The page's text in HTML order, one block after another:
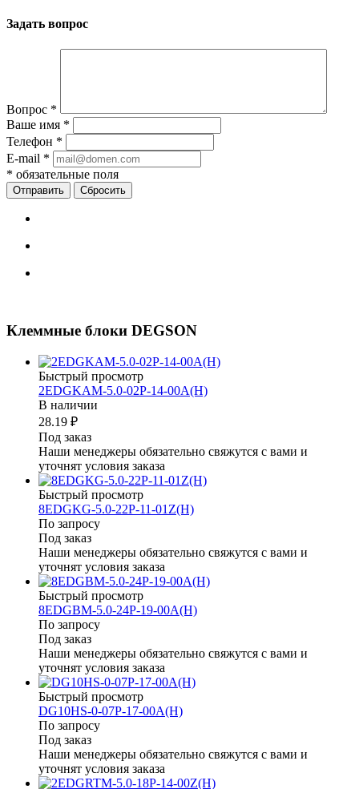
Задать вопрос
Вопрос *
Ваше имя *
Телефон *
E-mail *
* обязательные поля
Сбросить
Клеммные блоки DEGSON
Быстрый просмотр
2EDGKAM-5.0-02P-14-00A(H)
В наличии
28.19 ₽
Под заказ
Наши менеджеры обязательно свяжутся с вами и
уточнят условия заказа
Быстрый просмотр
8EDGKG-5.0-22P-11-01Z(H)
По запросу
Под заказ
Наши менеджеры обязательно свяжутся с вами и
уточнят условия заказа
Быстрый просмотр
8EDGBM-5.0-24P-19-00A(H)
По запросу
Под заказ
Наши менеджеры обязательно свяжутся с вами и
уточнят условия заказа
Быстрый просмотр
DG10HS-0-07P-17-00A(H)
По запросу
Под заказ
Наши менеджеры обязательно свяжутся с вами и
уточнят условия заказа